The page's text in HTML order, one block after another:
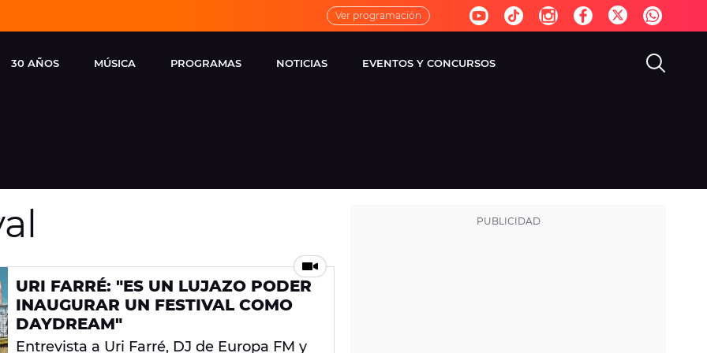
Ver programación
30 AÑOS
ENTREVISTAS
REMEMBER EUROPA
MÚSICA PROGRAMAS
VIRALES
NOTICIAS EVENTOS Y CONCURSOS
URI FARRÉ: "ES UN LUJAZO PODER
INAUGURAR UN FESTIVAL COMO
DAYDREAM"
Entrevista a Uri Farré, DJ de Europa FM y